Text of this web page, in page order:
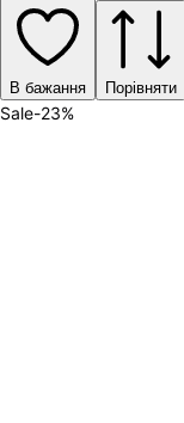
В бажання Порівняти
Sale-23%